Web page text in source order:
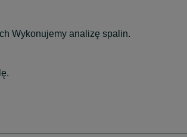
Wykonujemy analizę spalin.